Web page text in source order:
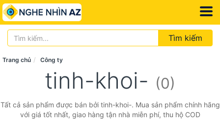
Tìm kiếm
Trang chủ Công ty
tinh-khoi- (0)
Tất cả sản phẩm được bán bởi tinh-khoi-. Mua sản phẩm chính hãng
với giá tốt nhất, giao hàng tận nhà miễn phí, thu hộ COD